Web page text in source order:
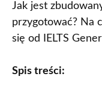
Jak jest
przygotować? Na
się od IELTS
Spis treści: